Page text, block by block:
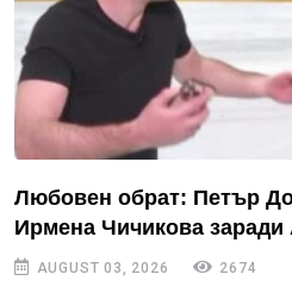
Любовен обрат: Петър
Ирмена Чичикова
AUGUST 03, 2026 2674